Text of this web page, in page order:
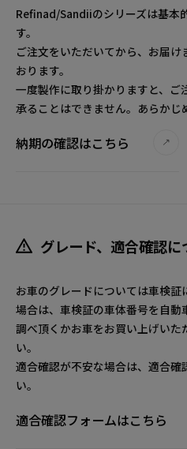
Refinad/Sandiiのシリーズは基本
す。
ご注文をいただいてから、お届
おります。
一度製作に取り掛かりますと、ご
承ることはできません。あらかじ
納期の確認はこちら
グレード、適合確認に
お車のグレードについては車検
場合は、車検証の車体番号を自
調べ頂くかお車をお買い上げいた
い。
適合確認が不安な場合は、適合
い。
適合確認フォームはこちら